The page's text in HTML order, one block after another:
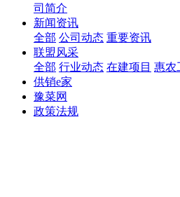
司简介
新闻资讯
全部 公司动态 重要资讯
联盟风采
全部 行业动态 在建项目 惠农
供销e家
豫菜网
政策法规